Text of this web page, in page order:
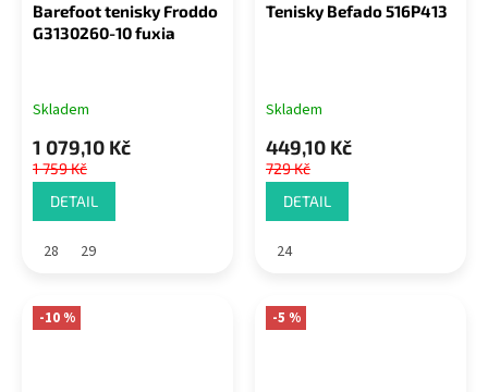
Barefoot tenisky Froddo
G3130260-10 fuxia
Skladem
1 079,10 Kč
1 759 Kč
DETAIL
28 29
Tenisky Befado 516P413
Skladem
449,10 Kč
729 Kč
DETAIL
24
-10 % -5 %